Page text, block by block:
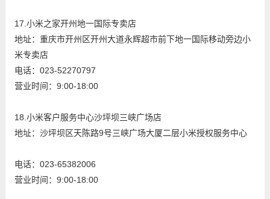
17.小米之家开州地一国际专卖店
地址：重庆市开州区开州大道永辉超市前下地一国际移动旁边小
米专卖店
电话：023-52270797
营业时间：9:00-18:00
18.小米客户服务中心沙坪坝三峡广场店
地址：沙坪坝区天陈路9号三峡广场大厦二层小米授权服务中心
电话：023-65382006
营业时间：9:00-18:00